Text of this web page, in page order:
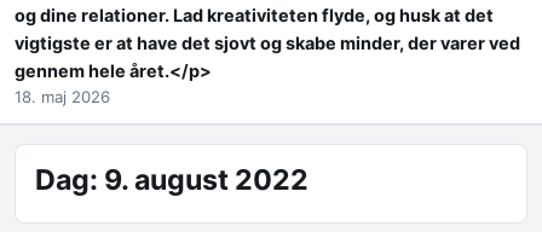
og dine relationer. Lad kreativiteten flyde, og husk at det
vigtigste er at have det sjovt og skabe minder, der varer ved
gennem hele året.</p>
18. maj 2026
Dag: 9. august 2022